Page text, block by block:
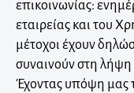
επικοινωνίας:
εταιρείας και του
μέτοχοι έχουν
συναινούν στη λήψη
Έχοντας υπόψη μας